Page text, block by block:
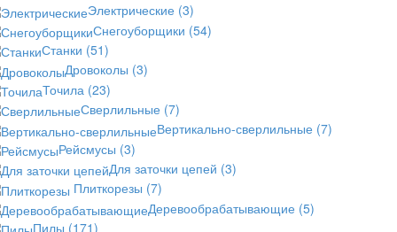
Электрические (3)
Снегоуборщики (54)
Станки (51)
Дровоколы (3)
Точила (23)
Сверлильные (7)
Вертикально-сверлильные (7)
Рейсмусы (3)
Для заточки цепей (3)
Плиткорезы (7)
Деревообрабатывающие (5)
Пилы (171)